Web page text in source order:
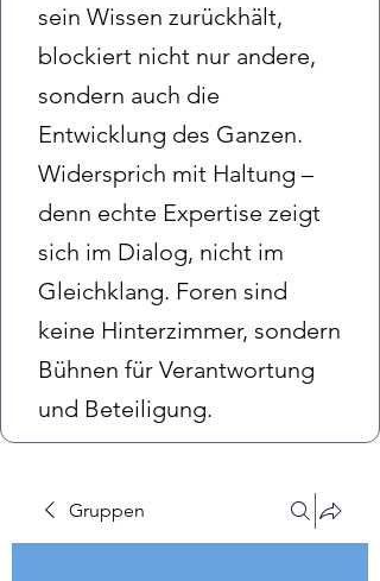
sein Wissen zurückhält,
blockiert nicht nur andere,
sondern auch die
Entwicklung des Ganzen.
Widersprich mit Haltung –
denn echte Expertise zeigt
sich im Dialog, nicht im
Gleichklang. Foren sind
keine Hinterzimmer, sondern
Bühnen für Verantwortung
und Beteiligung.
Gruppen